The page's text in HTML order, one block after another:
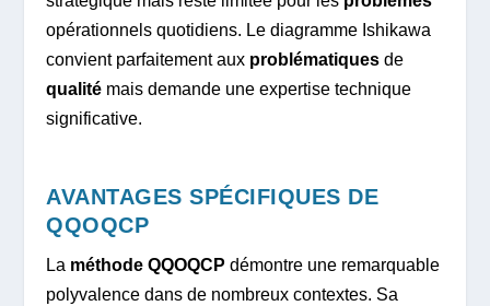
opérationnels quotidiens. Le diagramme Ishikawa
convient parfaitement aux problématiques de
qualité mais demande une expertise technique
significative.
AVANTAGES SPÉCIFIQUES DE
QQOQCP
La méthode QQOQCP démontre une remarquable
polyvalence dans de nombreux contextes. Sa